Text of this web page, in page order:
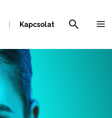
Kapcsolat